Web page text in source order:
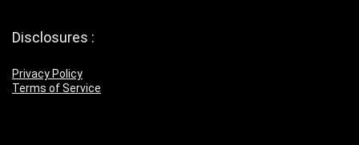
Disclosures :
Privacy Policy
Terms of Service